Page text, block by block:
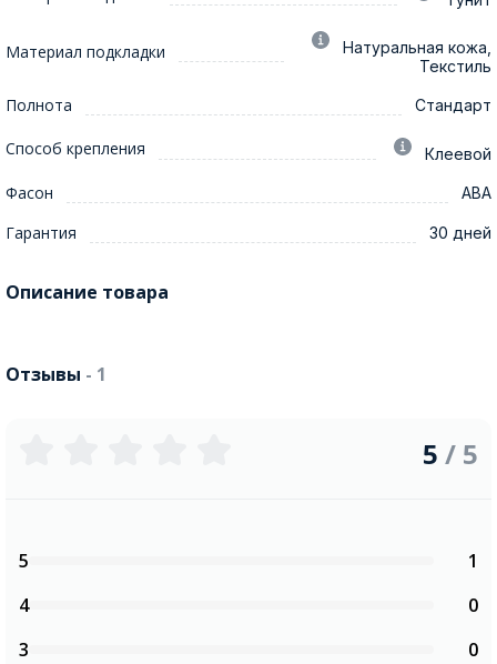
Материал подкладки
Натуральная кожа,
Текстиль
Полнота Стандарт
Способ крепления Клеевой
Фасон АВА
Гарантия 30 дней
Описание товара
Отзывы - 1
5 / 5
5
1
4
0
3
0